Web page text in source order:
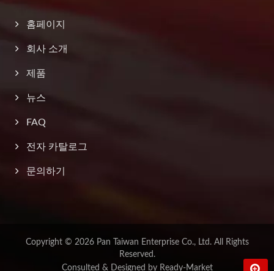
홈페이지
회사 소개
제품
뉴스
FAQ
전자 카탈로그
문의하기
Copyright © 2026 Pan Taiwan Enterprise Co., Ltd.All Rights
Reserved.
Consulted & Designed by Ready-Market